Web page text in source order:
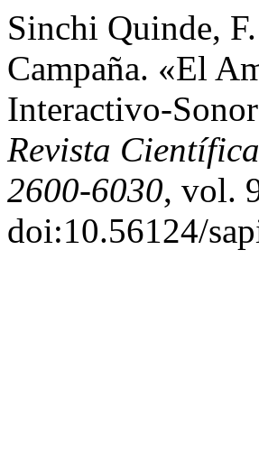
Sinchi Quinde,
Campaña. «El
Interactivo-
Revista
2600-6030, vol.
doi:10.56124/